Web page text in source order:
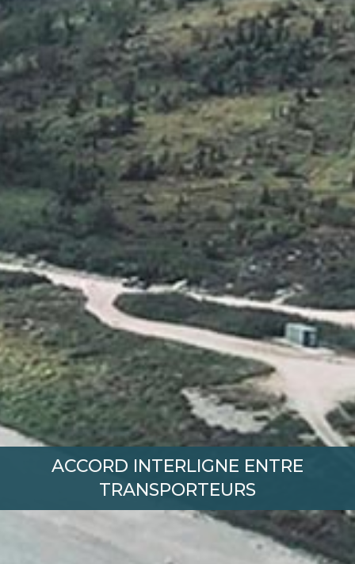
ACCORD INTERLIGNE ENTRE
TRANSPORTEURS